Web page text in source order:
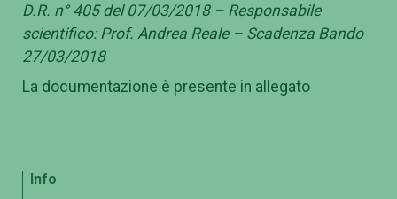
D.R. n° 405 del 07/03/2018 – Responsabile
scientifico: Prof. Andrea Reale – Scadenza Bando
27/03/2018
La documentazione è presente in allegato
Info